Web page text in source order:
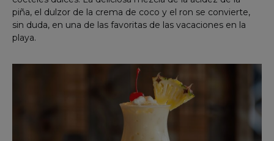
piña, el dulzor de la crema de coco y el ron se convierte,
sin duda, en una de las favoritas de las vacaciones en la
playa.